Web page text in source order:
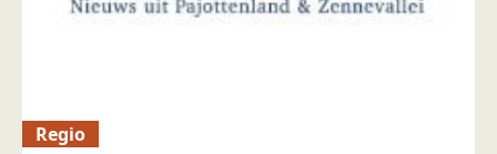
Regio